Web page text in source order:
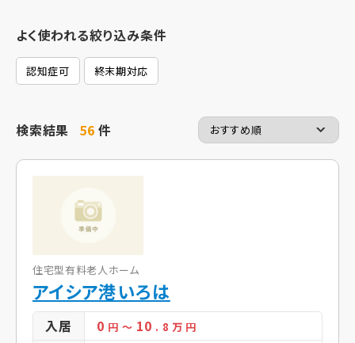
よく使われる絞り込み条件
認知症可 終末期対応
検索結果 56件
住宅型有料老人ホーム
アイシア港いろは
入居 0 円 ～ 10 . 8 万 円